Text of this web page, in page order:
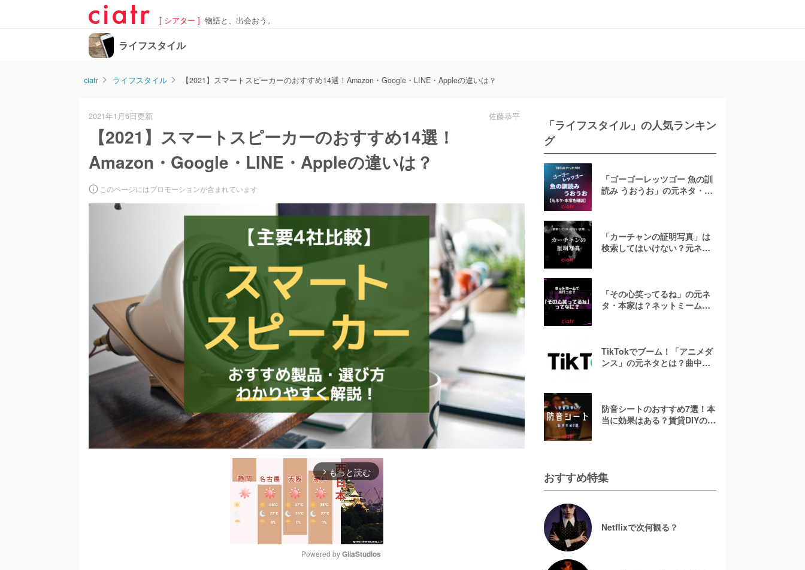
[ シアター ] 物語と、出会おう。
ライフスタイル
ciatr ライフスタイル 【2021】スマートスピーカーのおすすめ14選！Amazon・Google・LINE・Appleの違いは？
2021年1月6日更新 佐藤恭平
【2021】スマートスピーカーのおすすめ14選！
Amazon・Google・LINE・Appleの違いは？
このページにはプロモーションが含まれています
arrow_forward_ios もっと読む
Powered by GliaStudios
「ライフスタイル」の人気ランキン
グ
「ゴーゴーレッツゴー 魚の訓
読み うおうお」の元ネタ・本
「カーチャンの証明写真」は
検索してはいけない？元ネタ
「その心笑ってるね」の元ネ
タ・本家は？ネットミームが
TikTokでブーム！「アニメダ
ンス」の元ネタとは？曲中の
防音シートのおすすめ7選！本
当に効果はある？賃貸DIYの遮
おすすめ特集
Netflixで次何観る？